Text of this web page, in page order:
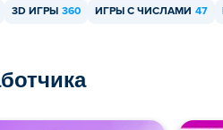
3D ИГРЫ 360 ИГРЫ С ЧИСЛАМИ 47